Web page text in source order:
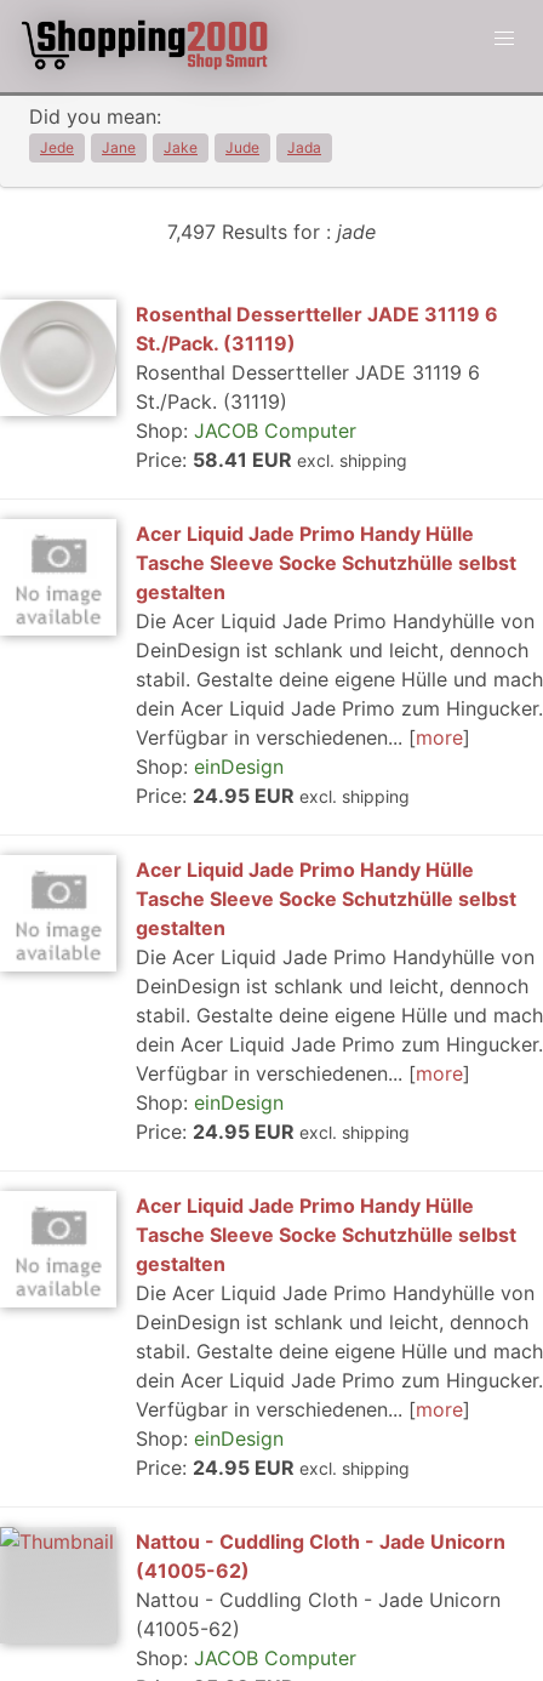
Did you mean:
Jede Jane Jake Jude Jada
7,497 Results for : jade
Rosenthal Dessertteller JADE 31119 6
St./Pack. (31119)
Rosenthal Dessertteller JADE 31119 6
St./Pack. (31119)
Shop: JACOB Computer
Price: 58.41 EUR excl. shipping
Acer Liquid Jade Primo Handy Hülle
Tasche Sleeve Socke Schutzhülle selbst
gestalten
Die Acer Liquid Jade Primo Handyhülle von
DeinDesign ist schlank und leicht, dennoch
stabil. Gestalte deine eigene Hülle und mach
dein Acer Liquid Jade Primo zum Hingucker.
Verfügbar in verschiedenen...
more
Shop: einDesign
Price: 24.95 EUR excl. shipping
Acer Liquid Jade Primo Handy Hülle
Tasche Sleeve Socke Schutzhülle selbst
gestalten
Die Acer Liquid Jade Primo Handyhülle von
DeinDesign ist schlank und leicht, dennoch
stabil. Gestalte deine eigene Hülle und mach
dein Acer Liquid Jade Primo zum Hingucker.
Verfügbar in verschiedenen...
more
Shop: einDesign
Price: 24.95 EUR excl. shipping
Acer Liquid Jade Primo Handy Hülle
Tasche Sleeve Socke Schutzhülle selbst
gestalten
Die Acer Liquid Jade Primo Handyhülle von
DeinDesign ist schlank und leicht, dennoch
stabil. Gestalte deine eigene Hülle und mach
dein Acer Liquid Jade Primo zum Hingucker.
Verfügbar in verschiedenen...
more
Shop: einDesign
Price: 24.95 EUR excl. shipping
Nattou - Cuddling Cloth - Jade Unicorn
(41005-62)
Nattou - Cuddling Cloth - Jade Unicorn
(41005-62)
Shop: JACOB Computer